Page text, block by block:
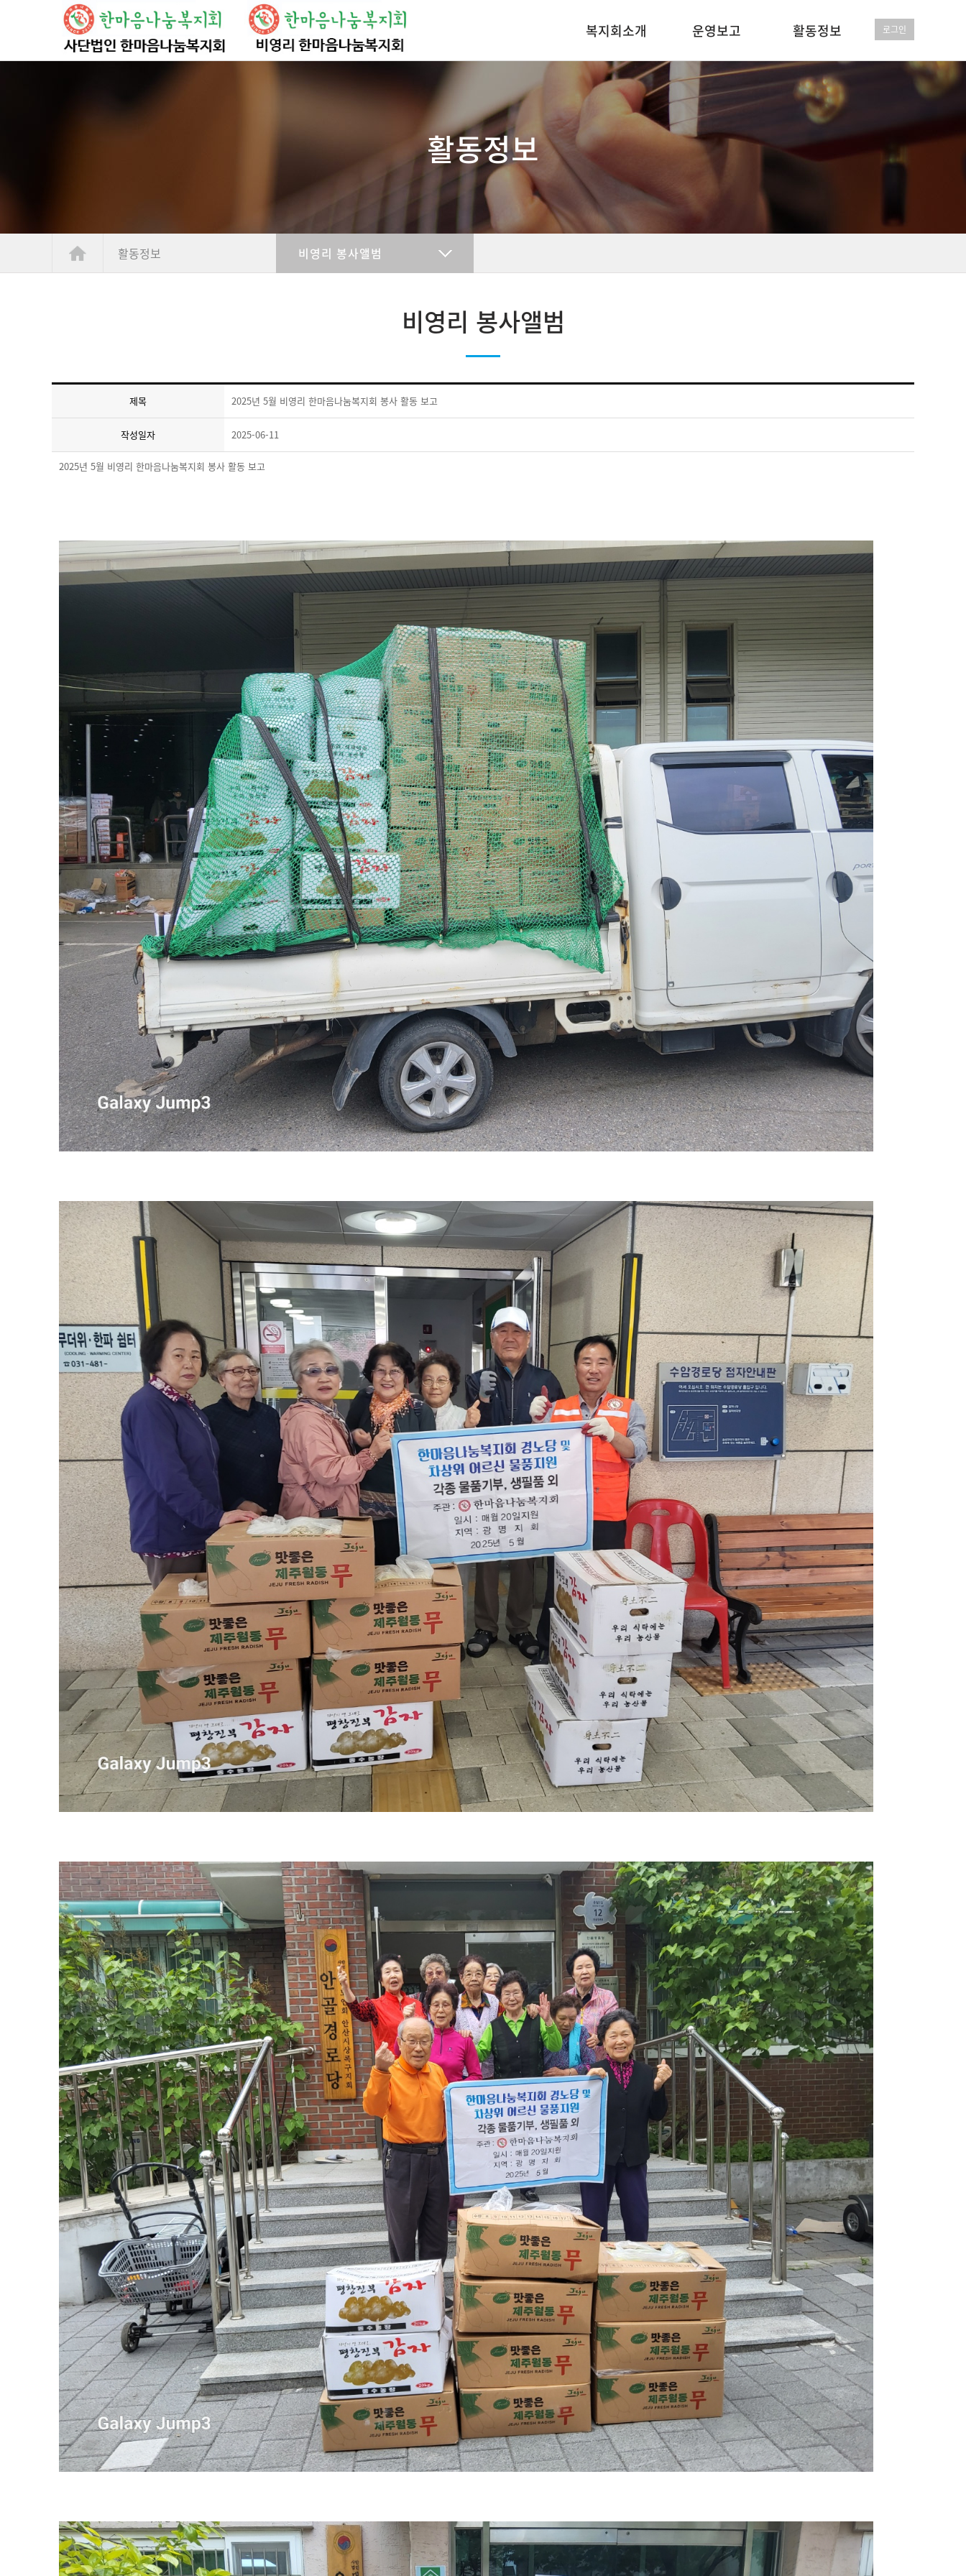
복지회소개
인사말
조직도
운영보고
사단법인 결산보고서
비영리 결산보고서
활동정보
사단법인 봉사앨범
비영리 봉사앨범
언론보도
로그인
활동정보
활동정보 비영리 봉사앨범
비영리 봉사앨범
제목 2025년 5월 비영리 한마음나눔복지회 봉사 활동 보고
작성일자 2025-06-11
2025년 5월 비영리 한마음나눔복지회 봉사 활동 보고